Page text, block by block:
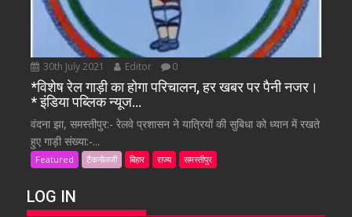
30th July 2021 Editor 0
*विशेष रेल गाड़ी का होगा परिचालन, हर खबर पर पैनी नजर।
* इंडिया पब्लिक न्यूज…
वंदना झा, समस्तीपुर:- रेलवे प्रशासन ने यात्रियों की सुबिधा को ध्यान में रखते
हुए गाड़ी संख्या:-...
Featured टैकनोलजी बिहार राज्य समस्तीपुर
LOG IN